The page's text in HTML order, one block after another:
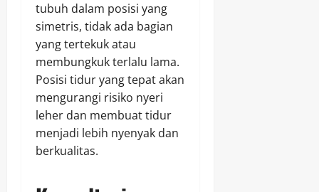
tubuh dalam posisi yang
simetris, tidak ada bagian
yang tertekuk atau
membungkuk terlalu lama.
Posisi tidur yang tepat akan
mengurangi risiko nyeri
leher dan membuat tidur
menjadi lebih nyenyak dan
berkualitas.